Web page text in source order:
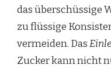
das überschüssige
zu flüssige
vermeiden. Das
Zucker kann nicht